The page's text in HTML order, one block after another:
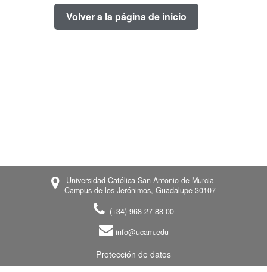
Volver a la página de inicio
Universidad Católica San Antonio de Murcia
Campus de los Jerónimos, Guadalupe 30107
(+34) 968 27 88 00
info@ucam.edu
Protección de datos